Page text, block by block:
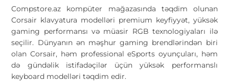
Compstore.az kompüter mağazasında təqdim olunan
Corsair klavyatura modelləri premium keyfiyyət, yüksək
gaming performansı və müasir RGB texnologiyaları ilə
seçilir. Dünyanın ən məşhur gaming brendlərindən biri
olan Corsair, həm professional eSports oyunçuları, həm
də gündəlik istifadəçilər üçün yüksək performanslı
keyboard modelləri təqdim edir.